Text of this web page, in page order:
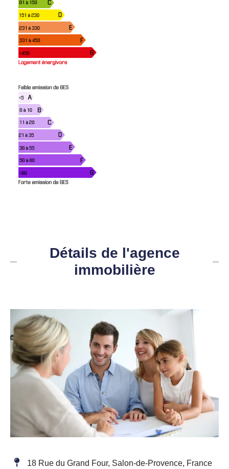
Détails de l'agence
immobilière
18 Rue du Grand Four, Salon-de-Provence, France